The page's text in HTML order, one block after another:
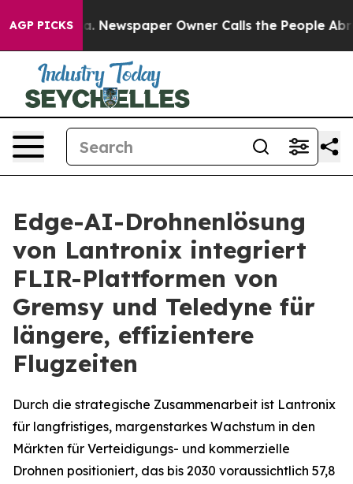
AGP PICKS
Newspaper Owner Calls the People Abruptly
Edge-AI-Drohnenlösung
von Lantronix integriert
FLIR-Plattformen von
Gremsy und Teledyne für
längere, effizientere
Flugzeiten
Durch die strategische Zusammenarbeit ist Lantronix
für langfristiges, margenstarkes Wachstum in den
Märkten für Verteidigungs- und kommerzielle
Drohnen positioniert, das bis 2030 voraussichtlich 57,8